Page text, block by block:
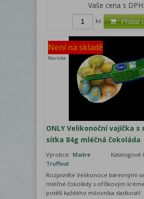
Vaše cena s DPH:
Přidat
ks
Není na skladě
Novinka
ONLY Velikonoční vajíčka s
síťka 84g mléčná čokoláda
Výrobce: Maitre
Truffout
Katalogové
Rozjasněte Velikonoce barevnými
mléčné čokolády s oříškovým
potěší každého milovníka sladkostí!